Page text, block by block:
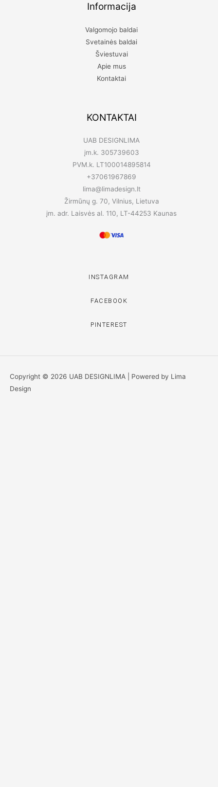
Informacija
Valgomojo baldai
Svetainės baldai
Šviestuvai
Apie mus
Kontaktai
KONTAKTAI
UAB DESIGNLIMA
įm.k. 305739603
PVM.k. LT100014895814
+37061967869
lima@limadesign.lt
Žirmūnų g. 70, Vilnius, Lietuva
įm. adr. Laisvės al. 110, LT-44253 Kaunas
INSTAGRAM
FACEBOOK
PINTEREST
Copyright © 2026 UAB DESIGNLIMA | Powered by Lima
Design